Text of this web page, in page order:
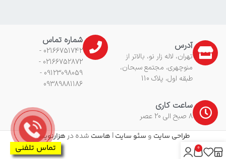
آدرس
تهران، لاله زار نو، بالاتر از
منوچهری، مجتمع سبحان،
طبقه اول، پلاک 110
شماره تماس
02166751742 -
02166752872 -
09123098059 -
09389881186
ساعت کاری
8 صبح الی 20 عصر
طراحی سایت و سئو سایت| هاست شده درهزارنویس
تماس تلفنی 0